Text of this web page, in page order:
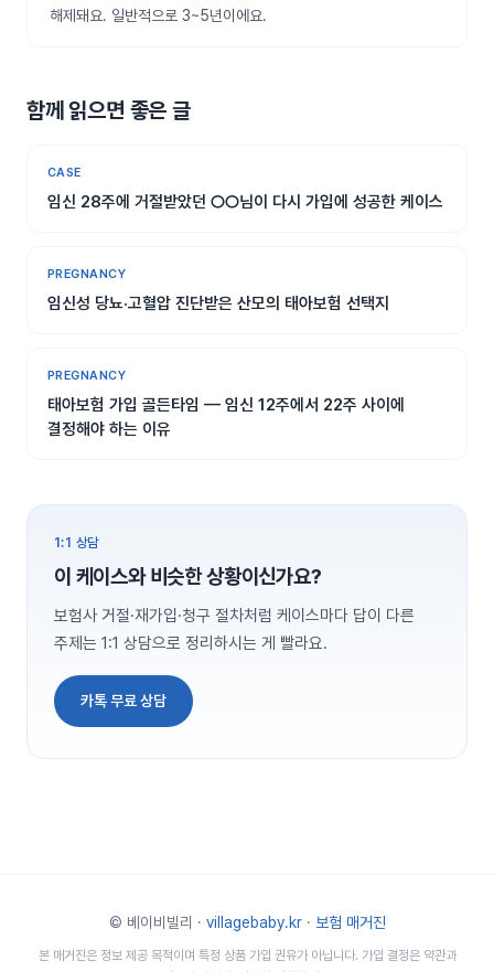
해제돼요. 일반적으로 3~5년이에요.
함께 읽으면 좋은 글
CASE
임신 28주에 거절받았던 ○○님이 다시 가입에 성공한 케이스
PREGNANCY
임신성 당뇨·고혈압 진단받은 산모의 태아보험 선택지
PREGNANCY
태아보험 가입 골든타임 — 임신 12주에서 22주 사이에
결정해야 하는 이유
1:1 상담
이 케이스와 비슷한 상황이신가요?
보험사 거절·재가입·청구 절차처럼 케이스마다 답이 다른
주제는 1:1 상담으로 정리하시는 게 빨라요.
카톡 무료 상담
© 베이비빌리 · villagebaby.kr· 보험 매거진
본 매거진은 정보 제공 목적이며 특정 상품 가입 권유가 아닙니다. 가입 결정은 약관과